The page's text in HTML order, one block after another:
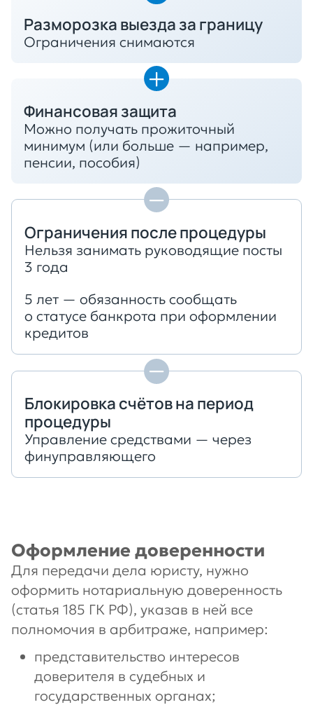
Разморозка выезда за границу
Ограничения снимаются
Финансовая защита
Можно получать прожиточный
минимум (или больше — например,
пенсии, пособия)
Ограничения после процедуры
Нельзя занимать руководящие посты
3 года
5 лет — обязанность сообщать
о статусе банкрота при оформлении
кредитов
Блокировка счётов на период
процедуры
Управление средствами — через
финуправляющего
Оформление доверенности
Для передачи дела юристу, нужно
оформить нотариальную доверенность
(статья 185 ГК РФ), указав в ней все
полномочия в арбитраже, например:
представительство интересов
доверителя в судебных и
государственных органах;